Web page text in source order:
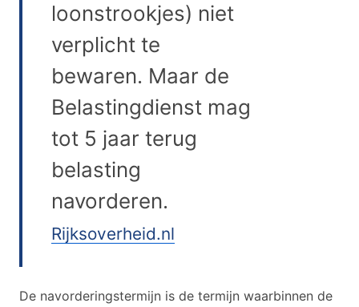
loonstrookjes) niet
verplicht te
bewaren. Maar de
Belastingdienst mag
tot 5 jaar terug
belasting
navorderen.
Rijksoverheid.nl
De navorderingstermijn is de termijn waarbinnen de